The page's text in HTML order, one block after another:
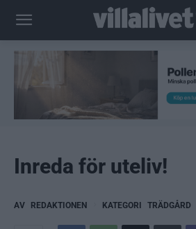
Inreda för uteliv!
AV REDAKTIONEN KATEGORI TRÄDGÅRD